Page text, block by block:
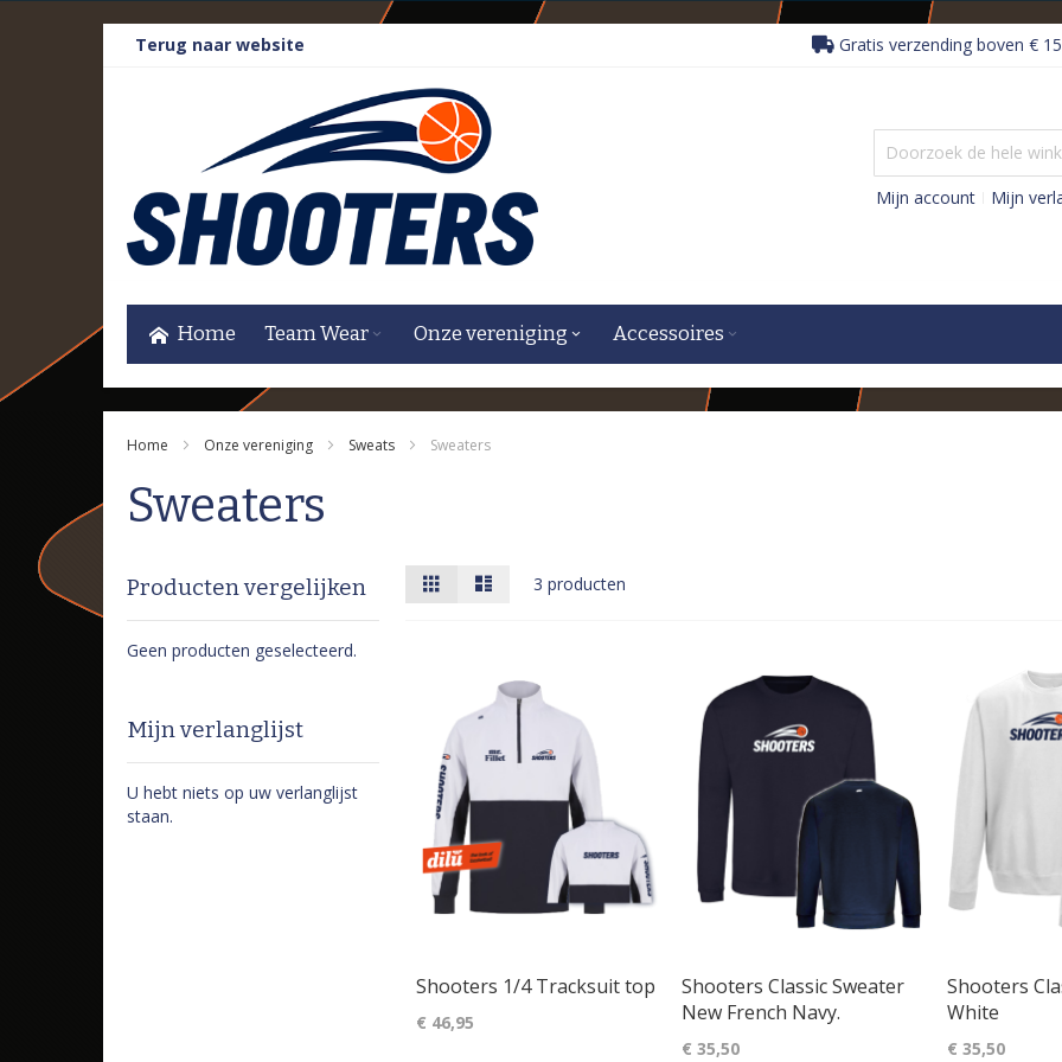
Ga
Terug naar website Gratis verzending boven €
Mijn account Mijn
Home Team Wear Onze vereniging Accessoires
Home Onze vereniging Sweats Sweaters
Sweaters
Tonen
als
Foto-
tabel 3 producten
Shooters 1/4 Tracksuit top
€ 46,95
Shooters Classic Sweater
New French Navy.
€ 35,50
Shooters
White
€ 35,50
Producten vergelijken
Geen producten geselecteerd.
Mijn verlanglijst
U hebt niets op uw verlanglijst
staan.